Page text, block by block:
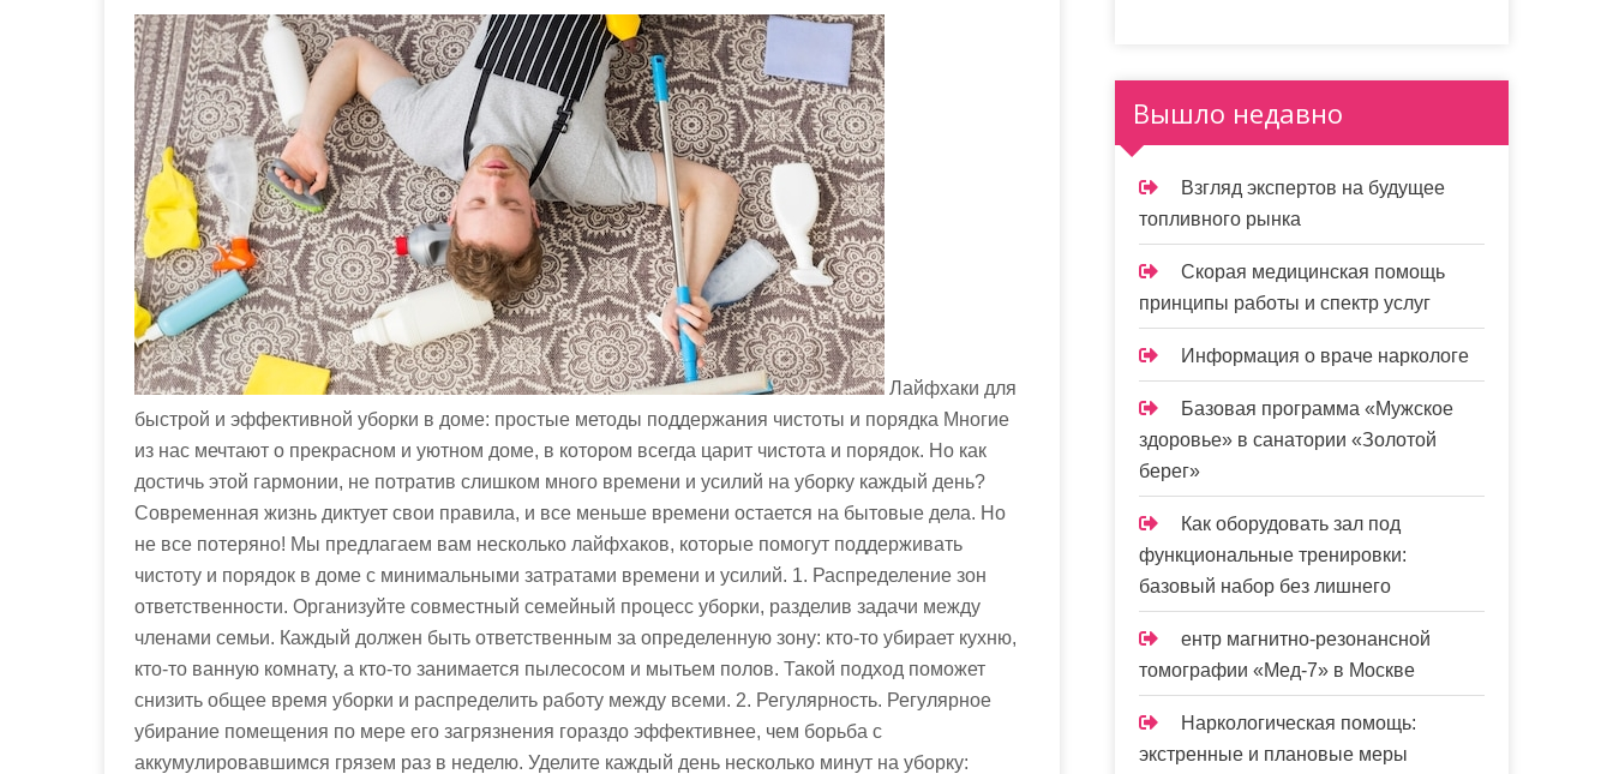
Лайфхаки для
быстрой и эффективной уборки в доме: простые методы поддержания чистоты и порядка Многие
из нас мечтают о прекрасном и уютном доме, в котором всегда царит чистота и порядок. Но как
достичь этой гармонии, не потратив слишком много времени и усилий на уборку каждый день?
Современная жизнь диктует свои правила, и все меньше времени остается на бытовые дела. Но
не все потеряно! Мы предлагаем вам несколько лайфхаков, которые помогут поддерживать
чистоту и порядок в доме с минимальными затратами времени и усилий. 1. Распределение зон
ответственности. Организуйте совместный семейный процесс уборки, разделив задачи между
членами семьи. Каждый должен быть ответственным за определенную зону: кто-то убирает кухню,
кто-то ванную комнату, а кто-то занимается пылесосом и мытьем полов. Такой подход поможет
снизить общее время уборки и распределить работу между всеми. 2. Регулярность. Регулярное
убирание помещения по мере его загрязнения гораздо эффективнее, чем борьба с
аккумулировавшимся грязем раз в неделю. Уделите каждый день несколько минут на уборку:
Вышло недавно
Взгляд экспертов на будущее
топливного рынка
Скорая медицинская помощь
принципы работы и спектр услуг
Информация о враче наркологе
Базовая программа «Мужское
здоровье» в санатории «Золотой
берег»
Как оборудовать зал под
функциональные тренировки:
базовый набор без лишнего
ентр магнитно-резонансной
томографии «Мед-7» в Москве
Наркологическая помощь:
экстренные и плановые меры